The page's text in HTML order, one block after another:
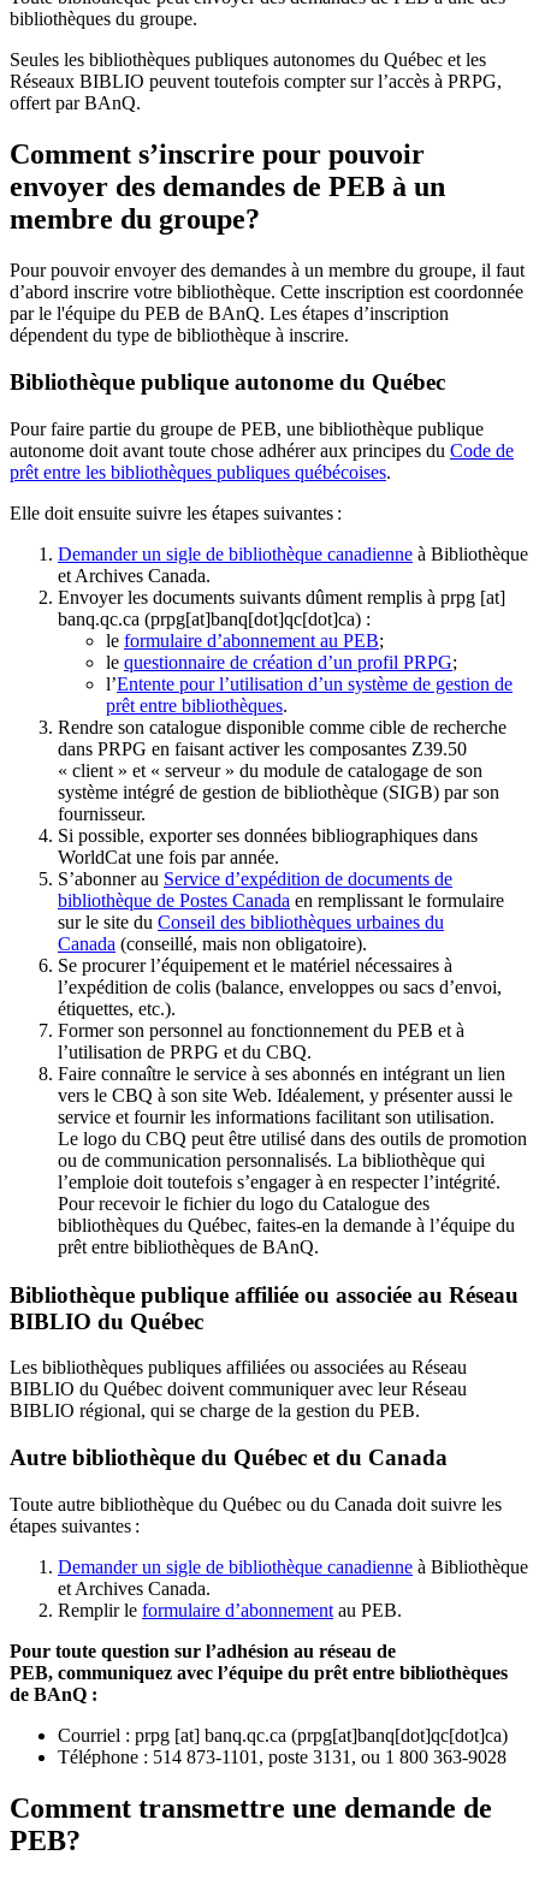
bibliothèques du groupe.
Seules les bibliothèques publiques autonomes du Québec et les
Réseaux BIBLIO peuvent toutefois compter sur l’accès à PRPG,
offert par BAnQ.
Comment s’inscrire pour pouvoir
envoyer des demandes de PEB à un
membre du groupe?
Pour pouvoir envoyer des demandes à un membre du groupe, il faut
d’abord inscrire votre bibliothèque. Cette inscription est coordonnée
par le l'équipe du PEB de BAnQ. Les étapes d’inscription
dépendent du type de bibliothèque à inscrire.
Bibliothèque publique autonome du Québec
Pour faire partie du groupe de PEB, une bibliothèque publique
autonome doit avant toute chose adhérer aux principes du Code de
prêt entre les bibliothèques publiques québécoises.
Elle doit ensuite suivre les étapes suivantes :
Demander un sigle de bibliothèque canadienne à Bibliothèque
et Archives Canada.
Envoyer les documents suivants dûment remplis à prpg [at]
banq.qc.ca (prpg[at]banq[dot]qc[dot]ca) :
le formulaire d’abonnement au PEB;
le questionnaire de création d’un profil PRPG;
l’Entente pour l’utilisation d’un système de gestion de
prêt entre bibliothèques.
Rendre son catalogue disponible comme cible de recherche
dans PRPG en faisant activer les composantes Z39.50
« client » et « serveur » du module de catalogage de son
système intégré de gestion de bibliothèque (SIGB) par son
fournisseur.
Si possible, exporter ses données bibliographiques dans
WorldCat une fois par année.
S’abonner au Service d’expédition de documents de
bibliothèque de Postes Canada en remplissant le formulaire
sur le site du Conseil des bibliothèques urbaines du
Canada (conseillé, mais non obligatoire).
Se procurer l’équipement et le matériel nécessaires à
l’expédition de colis (balance, enveloppes ou sacs d’envoi,
étiquettes, etc.).
Former son personnel au fonctionnement du PEB et à
l’utilisation de PRPG et du CBQ.
Faire connaître le service à ses abonnés en intégrant un lien
vers le CBQ à son site Web. Idéalement, y présenter aussi le
service et fournir les informations facilitant son utilisation.
Le logo du CBQ peut être utilisé dans des outils de promotion
ou de communication personnalisés. La bibliothèque qui
l’emploie doit toutefois s’engager à en respecter l’intégrité.
Pour recevoir le fichier du logo du Catalogue des
bibliothèques du Québec, faites-en la demande à l’équipe du
prêt entre bibliothèques de BAnQ.
Bibliothèque publique affiliée ou associée au Réseau
BIBLIO du Québec
Les bibliothèques publiques affiliées ou associées au Réseau
BIBLIO du Québec doivent communiquer avec leur Réseau
BIBLIO régional, qui se charge de la gestion du PEB.
Autre bibliothèque du Québec et du Canada
Toute autre bibliothèque du Québec ou du Canada doit suivre les
étapes suivantes :
Demander un sigle de bibliothèque canadienne à Bibliothèque
et Archives Canada.
Remplir le formulaire d’abonnement au PEB.
Pour toute question sur l’adhésion au réseau de
PEB, communiquez avec l’équipe du prêt entre bibliothèques
de BAnQ :
Courriel : prpg [at] banq.qc.ca (prpg[at]banq[dot]qc[dot]ca)
Téléphone : 514 873-1101, poste 3131, ou 1 800 363-9028
Comment transmettre une demande de
PEB?